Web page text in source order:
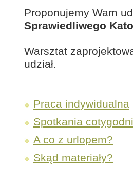
Proponujemy Wam
Sprawiedliwego
Warsztat
udział.
Praca indywidualna
Spotkania
A co z urlopem?
Skąd materiały?